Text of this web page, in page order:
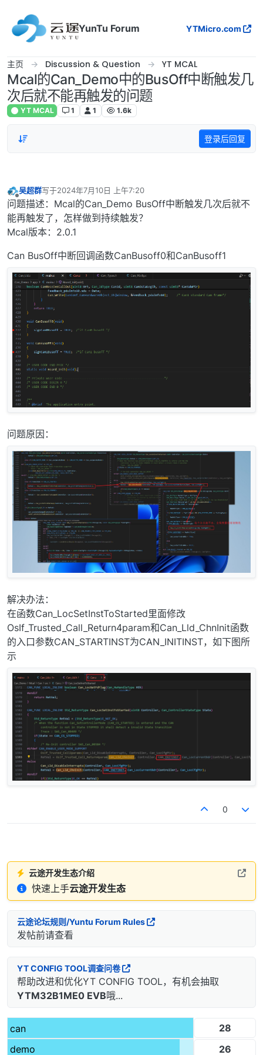
YunTu Forum
YTMicro.com
主页 Discussion & Question YT MCAL
Mcal的Can_Demo中的BusOff中断触发几
次后就不能再触发的问题
YT MCAL 1 1 1.6k
登录后回复
离线
吴超群写于2024年7月10日 上午7:20
最后由 编辑
问题描述：Mcal的Can_Demo BusOff中断触发几次后就不
能再触发了，怎样做到持续触发？
Mcal版本：2.0.1
Can BusOff中断回调函数CanBusoff0和CanBusoff1
问题原因：
解决办法：
在函数Can_LocSetInstToStarted里面修改
OsIf_Trusted_Call_Return4param和Can_Lld_ChnInit函数
的入口参数CAN_STARTINST为CAN_INITINST，如下图所
示
0
云途开发生态介绍
快速上手云途开发生态
云途论坛规则/Yuntu Forum Rules
发帖前请查看
YT CONFIG TOOL调查问卷
帮助改进和优化YT CONFIG TOOL，有机会抽取
YTM32B1ME0 EVB哦...
can
28
demo
26